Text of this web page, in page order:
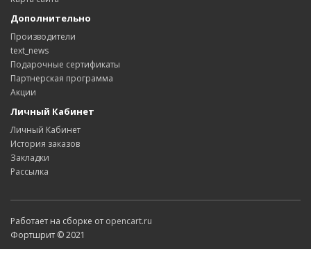
Дополнительно
Производители
text_news
Подарочные сертификаты
Партнерская программа
Акции
Личный Кабинет
Личный Кабинет
История заказов
Закладки
Рассылка
Работает на сборке от opencart.ru
Фортшрит © 2021